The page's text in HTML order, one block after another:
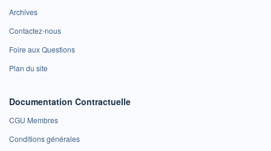
Archives
Contactez-nous
Foire aux Questions
Plan du site
Documentation Contractuelle
CGU Membres
Conditions générales